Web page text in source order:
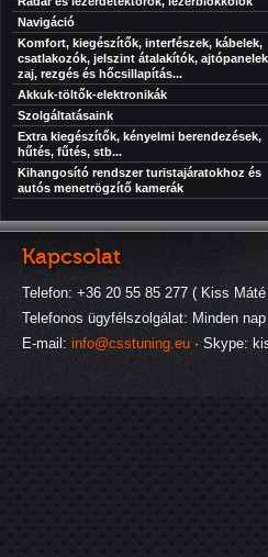
Navigáció
Komfort, kiegészítők, interfészek, kábelek,
csatlakozók, jelszint átalakítók,
zaj, rezgés és hőcsillapítás...
Akkuk-töltők-elektronikák
Szolgáltatásaink
Extra kiegészítők, kényelmi berendezések,
hűtés, fűtés, stb...
Kihangosító rendszer turistajáratokhoz és
autós menetrögzítő kamerák
Kapcsolat
Telefon: +36 20 55 85 277 ( Kiss
Telefonos ügyfélszolgálat: Minden
E-mail: info@csstuning.eu · Skype: